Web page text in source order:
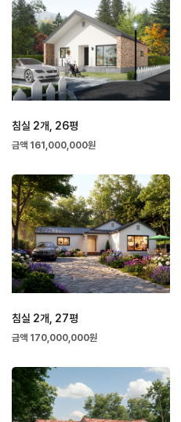
침실 2개, 26평
금액 161,000,000원
침실 2개, 27평
금액 170,000,000원